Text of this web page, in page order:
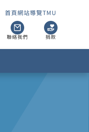
首頁網站導覽TMU
聯絡我們 捐款